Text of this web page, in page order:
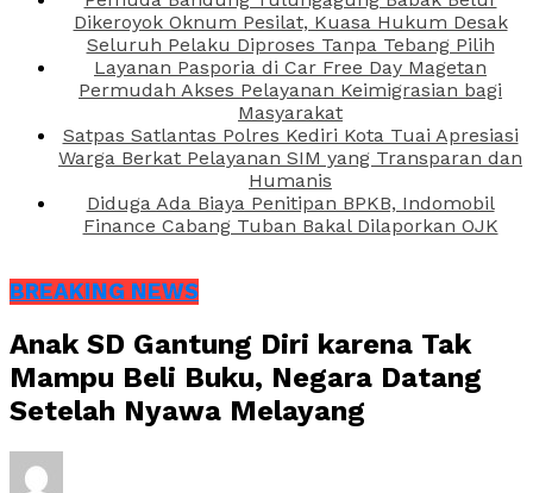
Dikeroyok Oknum Pesilat, Kuasa Hukum Desak
Seluruh Pelaku Diproses Tanpa Tebang Pilih
Layanan Pasporia di Car Free Day Magetan
Permudah Akses Pelayanan Keimigrasian bagi
Masyarakat
Satpas Satlantas Polres Kediri Kota Tuai Apresiasi
Warga Berkat Pelayanan SIM yang Transparan dan
Humanis
Diduga Ada Biaya Penitipan BPKB, Indomobil
Finance Cabang Tuban Bakal Dilaporkan OJK
BREAKING NEWS
Anak SD Gantung Diri karena Tak
Mampu Beli Buku, Negara Datang
Setelah Nyawa Melayang